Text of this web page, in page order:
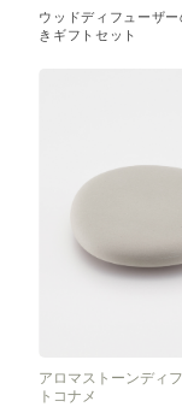
ウッドディフューザ
きギフトセット
アロマストーンディ
トコナメ